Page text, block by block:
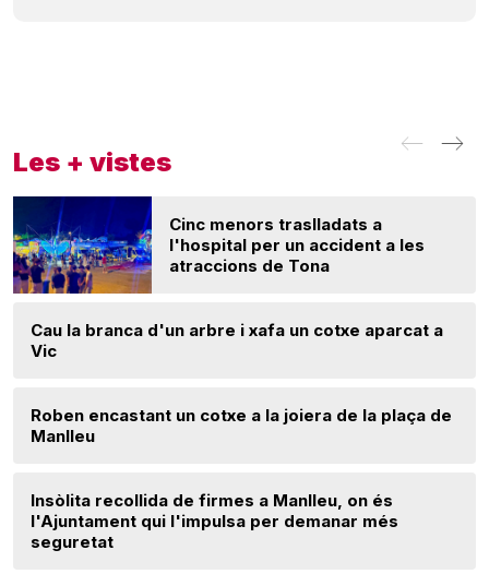
Les + vistes
Cinc menors traslladats a
l'hospital per un accident a les
atraccions de Tona
Cau la branca d'un arbre i xafa un cotxe aparcat a
Vic
Roben encastant un cotxe a la joiera de la plaça de
Manlleu
Insòlita recollida de firmes a Manlleu, on és
l'Ajuntament qui l'impulsa per demanar més
seguretat